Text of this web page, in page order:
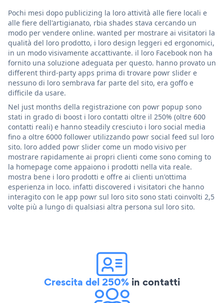
Pochi mesi dopo publicizing la loro attività alle fiere locali e
alle fiere dell'artigianato, rbia shades stava cercando un
modo per vendere online. wanted per mostrare ai visitatori la
qualità del loro prodotto, i loro design leggeri ed ergonomici,
in un modo visivamente accattivante. il loro Facebook non ha
fornito una soluzione adeguata per questo. hanno provato un
different third-party apps prima di trovare powr slider e
nessuno di loro sembrava far parte del sito, era goffo e
difficile da usare.
Nel just months della registrazione con powr popup sono
stati in grado di boost i loro contatti oltre il 250% (oltre 600
contatti reali) e hanno steadily cresciuto i loro social media
fino a oltre 6000 follower utilizzando powr social feed sul loro
sito. loro added powr slider come un modo visivo per
mostrare rapidamente ai propri clienti come sono coming to
la homepage come appaiono i prodotti nella vita reale.
mostra bene i loro prodotti e offre ai clienti un'ottima
esperienza in loco. infatti discovered i visitatori che hanno
interagito con le app powr sul loro sito sono stati coinvolti 2,5
volte più a lungo di qualsiasi altra persona sul loro sito.
Crescita del 250% in contatti